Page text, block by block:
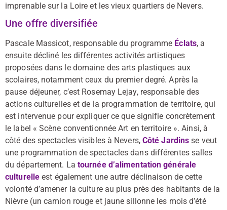
imprenable sur la Loire et les vieux quartiers de Nevers.
Une offre diversifiée
Pascale Massicot, responsable du programme Éclats, a
ensuite décliné les différentes activités artistiques
proposées dans le domaine des arts plastiques aux
scolaires, notamment ceux du premier degré. Après la
pause déjeuner, c’est Rosemay Lejay, responsable des
actions culturelles et de la programmation de territoire, qui
est intervenue pour expliquer ce que signifie concrètement
le label « Scène conventionnée Art en territoire ». Ainsi, à
côté des spectacles visibles à Nevers, Côté Jardins se veut
une programmation de spectacles dans différentes salles
du département. La tournée d’alimentation générale
culturelle est également une autre déclinaison de cette
volonté d’amener la culture au plus près des habitants de la
Nièvre (un camion rouge et jaune sillonne les mois d’été